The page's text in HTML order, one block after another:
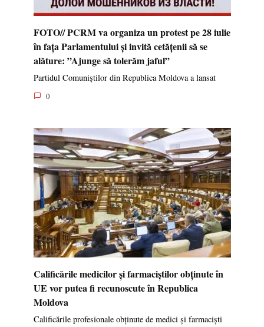
FOTO// PCRM va organiza un protest pe 28 iulie
în fața Parlamentului și invită cetățenii să se
alăture: ”Ajunge să tolerăm jaful”
Partidul Comuniștilor din Republica Moldova a lansat
0
Calificările medicilor și farmaciștilor obținute în
UE vor putea fi recunoscute în Republica
Moldova
Calificările profesionale obținute de medici și farmaciști